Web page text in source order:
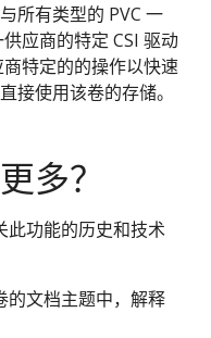
所有类型的 PVC 一
应商的特定 CSI 驱动
特定的的操作以快速
接使用该卷的存储。
多？
此功能的历史和技术
的文档主题中，解释